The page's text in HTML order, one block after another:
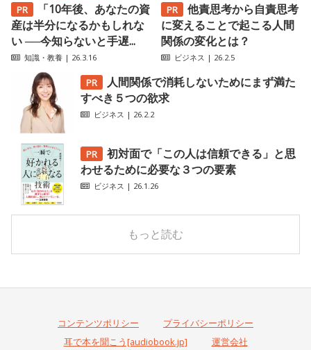
「10年後、あなたの資
産は半分になるかもしれな
い ──今知らないと手遅...
知識・教養 | 26.3.16
他責思考から自責思考
に変えることで起こる人間
関係の変化とは？
ビジネス | 26.2.5
人間関係で消耗しないためにまず満た
すべき５つの欲求
ビジネス | 26.2.2
初対面で「この人は信頼できる」と思
わせるために必要な３つの要素
ビジネス | 26.1.26
もっと読む
コンテンツポリシー
プライバシーポリシー
耳で本を聞こう[audiobook.jp]
運営会社